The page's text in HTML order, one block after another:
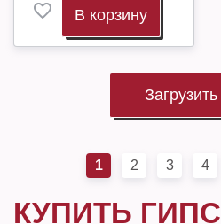
В корзину
1 2 3 4
КУПИТЬ